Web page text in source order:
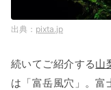
pixta.jp
続いてご紹介する山
は「富岳風穴」。富